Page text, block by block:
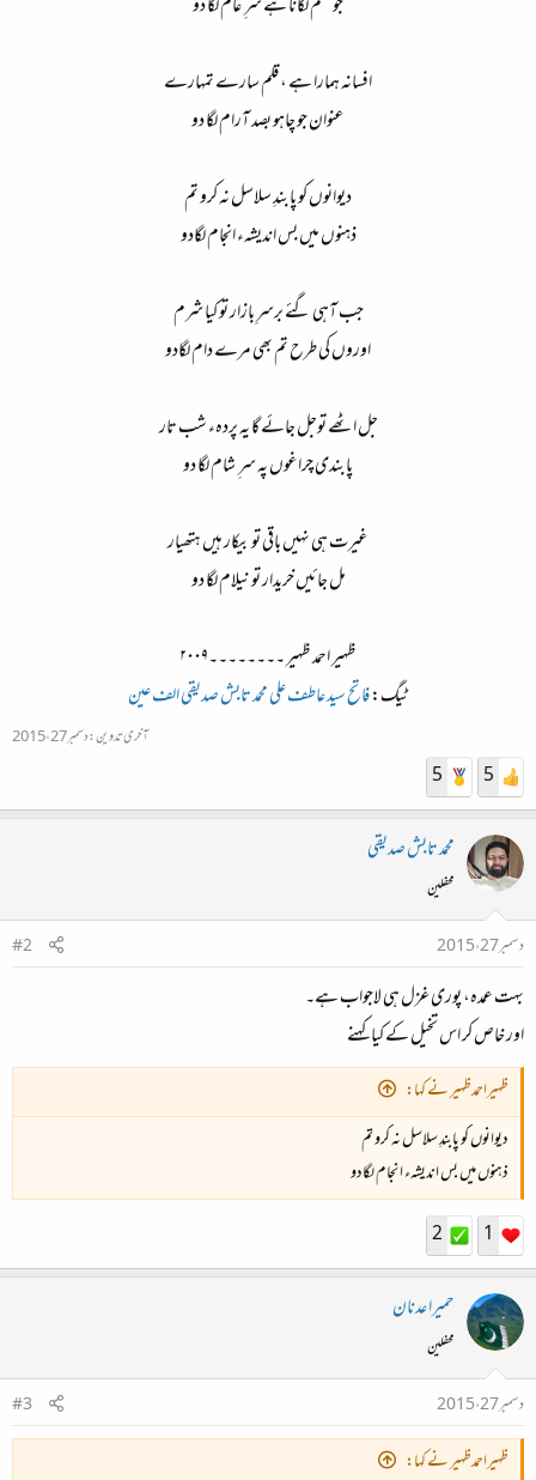
جو حکم لگانا ہے سر ِ عام لگا دو
افسانہ ہمارا ہے ، قلم سارے تمہارے
عنوان جو چاہو بصد آرام لگا دو
دیوانوں کو پابندِ سلاسل نہ کرو تم
ذہنوں میں بس اندیشہء انجام لگادو
جب آہی گئے برسرِ بازار تو کیا شرم
اوروں کی طرح تم بھی مرے دام لگادو
جل اٹھے توجل جائے گا یہ پردہء شب تار
پابندی چراغوں پہ سر ِ شام لگا دو
غیرت ہی نہیں باقی تو بیکار ہیں ہتھیار
مل جائیں خریدار تو نیلام لگا دو
ظہیر احمد ظہیر ۔۔۔۔۔۔۔۔۲۰۰۹
ٹیگ:فاتحسید عاطف علیمحمد تابش صدیقیالف عین
آخری تدوین:دسمبر 27، 2015
5
5
محمد تابش صدیقی
محفلین
دسمبر 27، 2015
#2
بہت عمدہ، پوری غزل ہی لاجواب ہے۔
اور خاص کر اس تخیل کے کیا کہنے
ظہیراحمدظہیر نے کہا:
دیوانوں کو پابندِ سلاسل نہ کرو تم
ذہنوں میں بس اندیشہء انجام لگادو
1
2
حمیرا عدنان
محفلین
دسمبر 27، 2015
#3
ظہیراحمدظہیر نے کہا: